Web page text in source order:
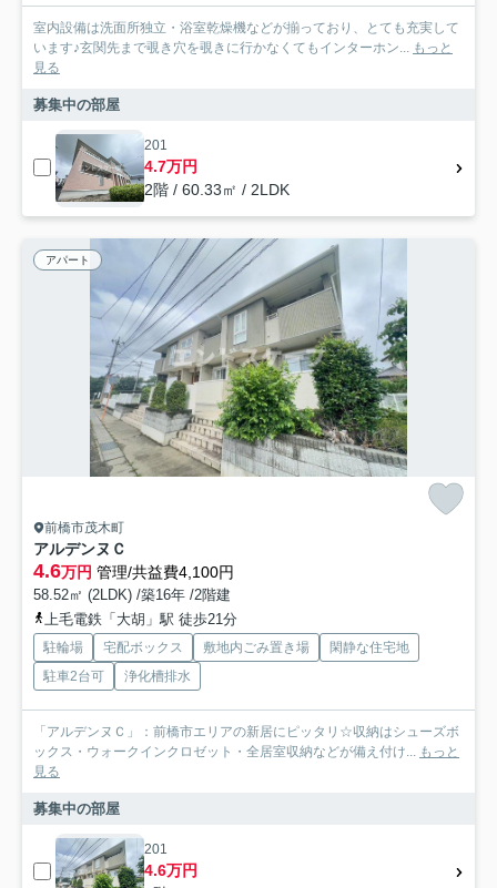
室内設備は洗面所独立・浴室乾燥機などが揃っており、とても充実して
います♪玄関先まで覗き穴を覗きに行かなくてもインターホン...
もっと
見る
募集中の部屋
201
4.7万円
2階 / 60.33㎡ / 2LDK
アパート
前橋市茂木町
アルデンヌＣ
4.6万円 管理/共益費4,100円
58.52㎡ (2LDK) /築16年 /2階建
上毛電鉄「大胡」駅 徒歩21分
駐輪場 宅配ボックス 敷地内ごみ置き場
閑静な住宅地
駐車2台可
浄化槽排水
「アルデンヌＣ」：前橋市エリアの新居にピッタリ☆収納はシューズボ
ックス・ウォークインクロゼット・全居室収納などが備え付け...
もっと
見る
募集中の部屋
201
4.6万円